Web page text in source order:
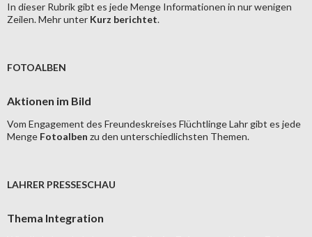
In dieser Rubrik gibt es jede Menge Informationen in nur wenigen
Zeilen. Mehr unter Kurz berichtet.
FOTOALBEN
Aktionen im Bild
Vom Engagement des Freundeskreises Flüchtlinge Lahr gibt es jede
Menge Fotoalben zu den unterschiedlichsten Themen.
LAHRER PRESSESCHAU
Thema Integration